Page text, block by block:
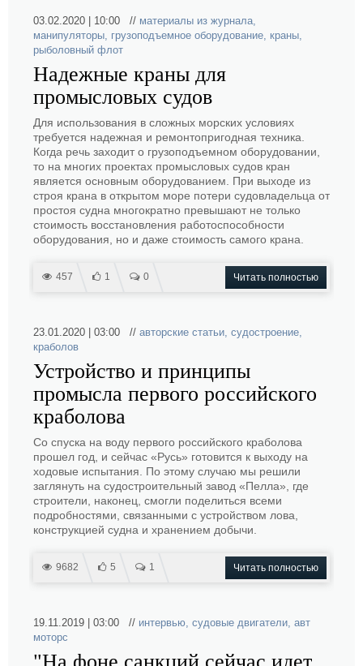
03.02.2020 | 10:00 // материалы из журнала,
манипуляторы, грузоподъемное оборудование, краны,
рыболовный флот
Надежные краны для
промысловых судов
Для использования в сложных морских условиях
требуется надежная и ремонтопригодная техника.
Когда речь заходит о грузоподъемном оборудовании,
то на многих проектах промысловых судов кран
является основным оборудованием. При выходе из
строя крана в открытом море потери судовладельца от
простоя судна многократно превышают не только
стоимость восстановления работоспособности
оборудования, но и даже стоимость самого крана.
457 1 0 Читать полностью
23.01.2020 | 03:00 // авторские статьи, судостроение,
краболов
Устройство и принципы
промысла первого российского
краболова
Со спуска на воду первого российского краболова
прошел год, и сейчас «Русь» готовится к выходу на
ходовые испытания. По этому случаю мы решили
заглянуть на судостроительный завод «Пелла», где
строители, наконец, смогли поделиться всеми
подробностями, связанными с устройством лова,
конструкцией судна и хранением добычи.
9682 5 1 Читать полностью
19.11.2019 | 03:00 // интервью, судовые двигатели, авт
моторс